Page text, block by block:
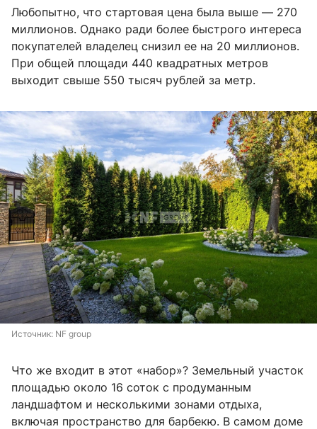
Любопытно, что стартовая цена была выше — 270
миллионов. Однако ради более быстрого интереса
покупателей владелец снизил ее на 20 миллионов.
При общей площади 440 квадратных метров
выходит свыше 550 тысяч рублей за метр.
Источник: NF group
Что же входит в этот «набор»? Земельный участок
площадью около 16 соток с продуманным
ландшафтом и несколькими зонами отдыха,
включая пространство для барбекю. В самом доме